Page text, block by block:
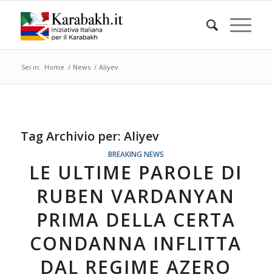
Sei in: Home / News / Aliyev
Tag Archivio per: Aliyev
BREAKING NEWS
LE ULTIME PAROLE DI
RUBEN VARDANYAN
PRIMA DELLA CERTA
CONDANNA INFLITTA
DAL REGIME AZERO